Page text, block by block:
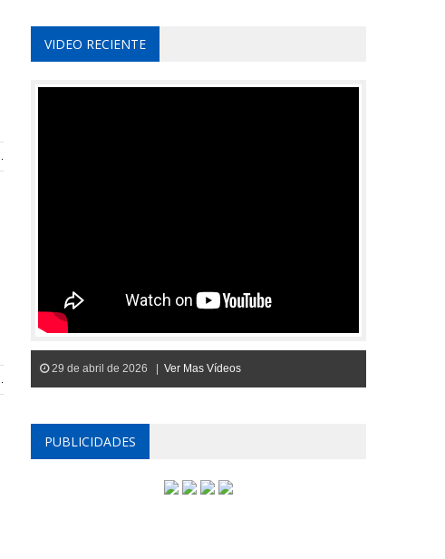
VIDEO RECIENTE
29 de abril de 2026 | Ver Mas Vídeos
PUBLICIDADES